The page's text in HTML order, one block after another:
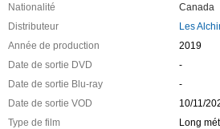
Nationalité
Canada
Distributeur
Les
Année de production
2019
Date de sortie DVD
-
Date de sortie Blu-ray
-
Date de sortie VOD
10/11/
Type de film
Long